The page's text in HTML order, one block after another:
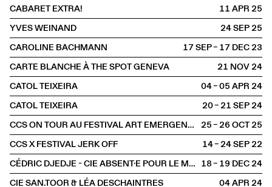
CABARET EXTRA!
11 APR2025
YVES WEINAND
24 SEP2025
CAROLINE BACHMANN
17 SEP – 17 DEC2023
CARTE BLANCHE À THE SPOT GENEVA
21 NOV2024
CATOL TEIXEIRA
04 – 05 APR2024
CATOL TEIXEIRA
20 – 21 SEP2024
CCS ON TOUR AU FESTIVAL ART EMERGENCE
25 – 26 OCT2025
CCS X FESTIVAL JERK OFF
14 – 24 SEP2022
CÉDRIC DJEDJE - CIE ABSENT·E POUR LE MOMENT 18 – 19 DEC2024
CIE SAN.TOOR & LÉA DESCHAINTRES
04 APR2024